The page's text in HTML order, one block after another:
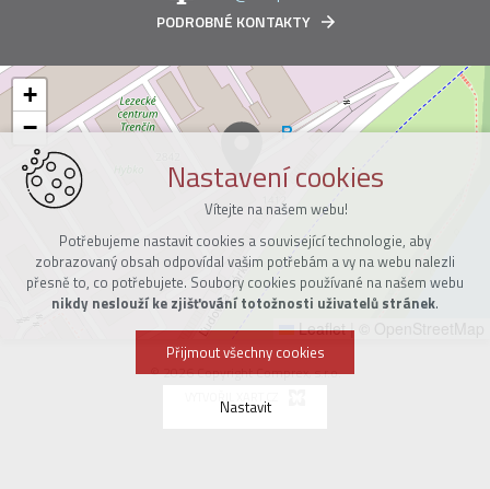
PODROBNÉ KONTAKTY
+
−
Leaflet |
© 2026 Copyright Comprex, s.r.o.
VYTVOŘIL XART.CZ
Nastavení cookies
Vítejte na našem webu!
Potřebujeme nastavit cookies a související technologie, aby
zobrazovaný obsah odpovídal vašim potřebám a vy na webu nalezli
přesně to, co potřebujete. Soubory cookies používané na našem webu
nikdy neslouží ke zjišťování totožnosti uživatelů stránek.
Přijmout všechny cookies
Nastavit